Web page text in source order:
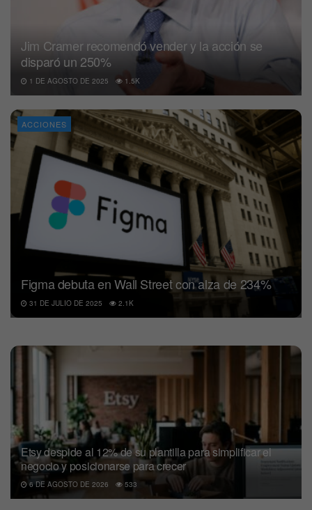
Jim Cramer recomendó vender y la acción se
disparó un 250%
1 DE AGOSTO DE 2025 1.5K
ACCIONES
Figma debuta en Wall Street con alza de 234%
31 DE JULIO DE 2025 2.1K
Etsy despide al 12% de su plantilla para simplificar el
negocio y posicionarse para crecer
6 DE AGOSTO DE 2026 533